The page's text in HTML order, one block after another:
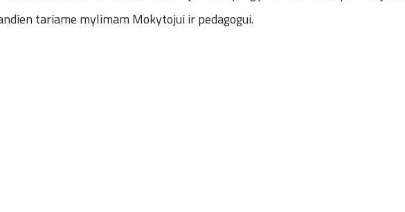
tariame mylimam Mokytojui ir pedagogui.